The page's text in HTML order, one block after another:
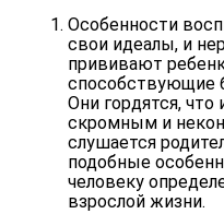
Особенности
свои идеалы, и
прививают
способствующие
Они гордятся, что
скромным и
слушается
подобные
человеку
взрослой жизни.